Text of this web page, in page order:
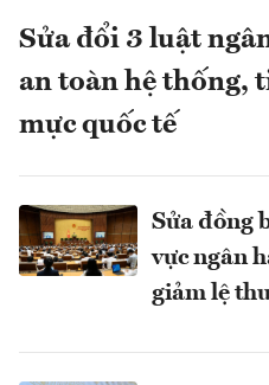
Sửa đổi 3 luật
an toàn hệ thống,
mực quốc tế
Sửa đồng
vực ngân
giảm lệ